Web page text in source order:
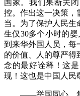
国家。我们果断关
控。作出这一决策，
当。为了保护人民生
生仅30多个小时的
到来华外国人员，每
的价值、人的尊严得
念的最好诠释！这
现！这也是中国人民
——举国同心，集